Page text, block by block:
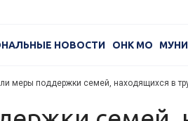
НОВОСТИ ОНК МО
меры поддержки семей, находящихся в